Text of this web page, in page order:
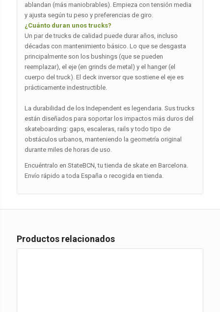
ablandan (más maniobrables). Empieza con tensión media
y ajusta según tu peso y preferencias de giro.
¿Cuánto duran unos trucks?
Un par de trucks de calidad puede durar años, incluso
décadas con mantenimiento básico. Lo que se desgasta
principalmente son los bushings (que se pueden
reemplazar), el eje (en grinds de metal) y el hanger (el
cuerpo del truck). El deck inversor que sostiene el eje es
prácticamente indestructible.
La durabilidad de los Independent es legendaria. Sus trucks
están diseñados para soportar los impactos más duros del
skateboarding: gaps, escaleras, rails y todo tipo de
obstáculos urbanos, manteniendo la geometría original
durante miles de horas de uso.
Encuéntralo en StateBCN, tu tienda de skate en Barcelona.
Envío rápido a toda España o recogida en tienda.
Productos relacionados